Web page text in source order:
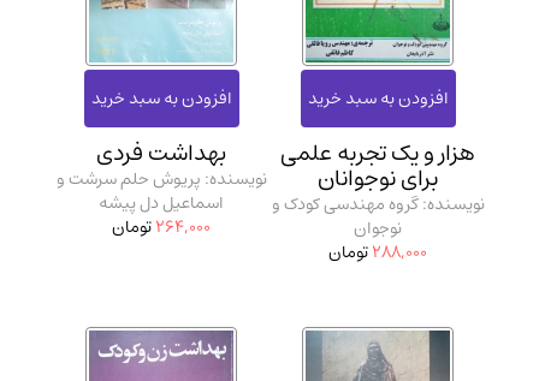
هزار و یک تجربه علمی
برای نوجوانان
نویسنده: گروه مهندسی کودک و
نوجوان
288,000تومان
بهداشت فردی
نویسنده: پریوش حلم سرشت و
اسماعیل دل پیشه
264,000تومان